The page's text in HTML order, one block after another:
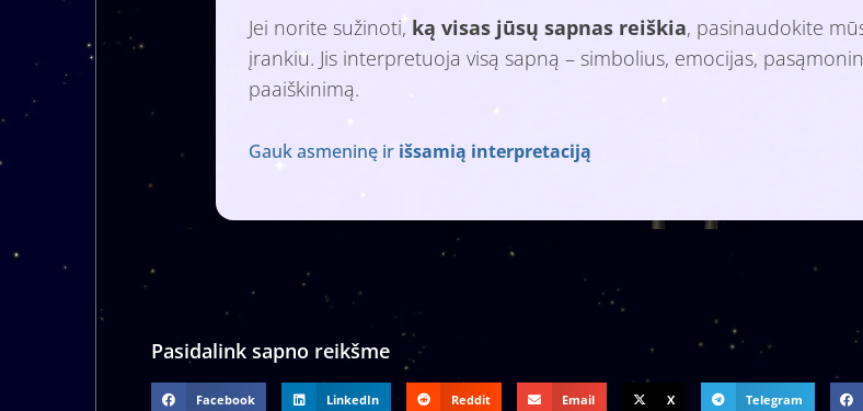
Jei norite sužinoti, ką visas jūsų sapnas reiškia, pasinaudokite
įrankiu. Jis interpretuoja visą sapną – simbolius, emocijas,
paaiškinimą.
Gauk asmeninę ir išsamią interpretaciją
Pasidalink sapno reikšme
Facebook LinkedIn Reddit Email X Telegram